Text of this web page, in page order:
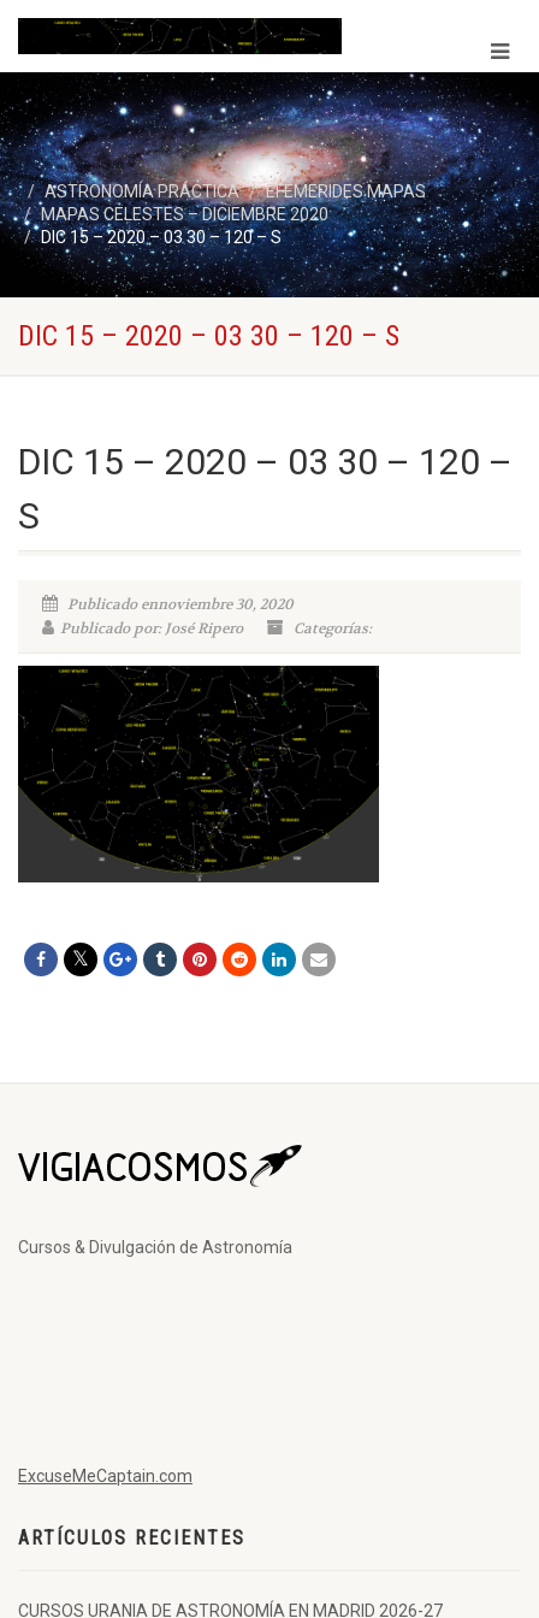
ASTRONOMÍA PRÁCTICA
EFEMERIDES MAPAS
MAPAS CELESTES – DICIEMBRE 2020
DIC 15 – 2020 – 03 30 – 120 – S
DIC 15 – 2020 – 03 30 – 120 – S
DIC 15 – 2020 – 03 30 – 120 –
S
Publicado ennoviembre 30, 2020
Publicado por: José Ripero
Categorías:
Cursos & Divulgación de Astronomía
ExcuseMeCaptain.com
ARTÍCULOS RECIENTES
CURSOS URANIA DE ASTRONOMÍA EN MADRID 2026-27